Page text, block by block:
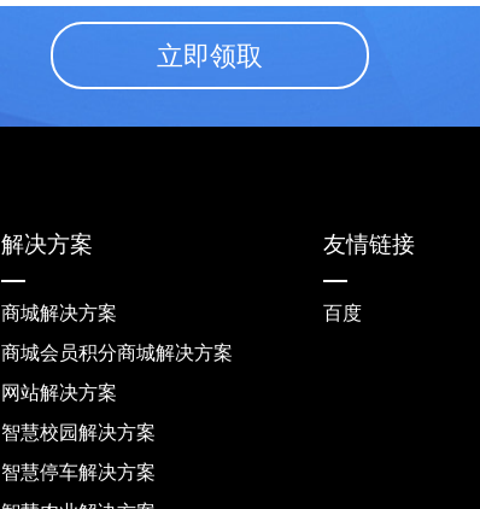
立即领取
解决方案
商城解决方案
商城会员积分商城解决方案
网站解决方案
智慧校园解决方案
智慧停车解决方案
友情链接
百度